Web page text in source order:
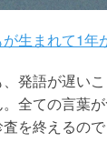
が生まれて1
発語が遅い
全ての言葉
を終えるので